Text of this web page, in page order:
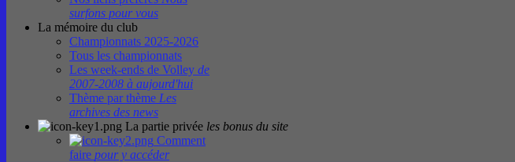
surfons pour vous
La mémoire du club
Championnats 2025-2026
Tous les championnats
Les week-ends de Volley de
2007-2008 à aujourd'hui
Thème par thème Les
archives des news
La partie privée les bonus du site
Comment
faire pour y accéder